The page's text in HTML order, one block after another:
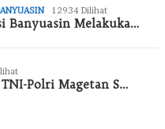
12934 Dilihat
Banyuasin Melakuka…
Polri Magetan S…